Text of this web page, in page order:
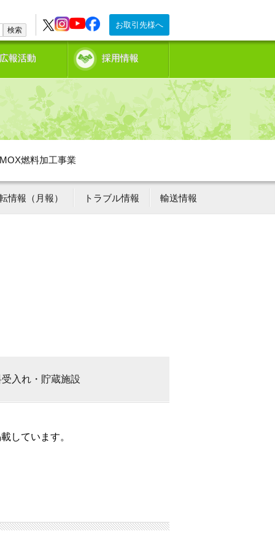
お取引先様へ
検索
報活動 採用情報
燃料加工事業
情報（月報） トラブル情報 輸送情報
受入れ・貯蔵施設
しています。